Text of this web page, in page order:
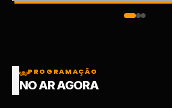
PROGRAMAÇÃO
NO AR AGORA